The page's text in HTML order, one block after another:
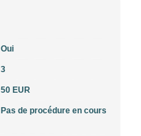
Oui
3
50 EUR
Pas de procédure en cours